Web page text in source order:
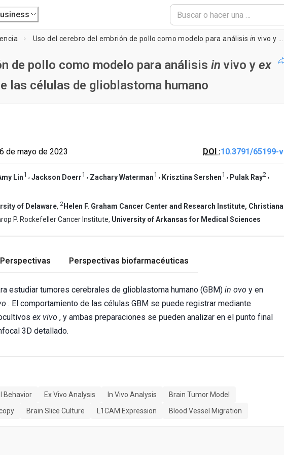
Uso del cerebro del embrión de pollo como modelo para análisis in vivo y
de pollo como modelo para análisis in vivo y ex
las células de glioblastoma humano
de mayo de 2023 DOI :10.3791/65199-v
Lin1 , Jackson Doerr1 , Zachary Waterman1 , Krisztina Sershen1 , Pulak Ray2 ,
of Delaware, 2 Helen F. Graham Cancer Center and Research Institute, Christiana
P. Rockefeller Cancer Institute, University of Arkansas for Medical Sciences
Perspectivas Perspectivas biofarmacéuticas
estudiar tumores cerebrales de glioblastoma humano (GBM) in ovo y en
. El comportamiento de las células GBM se puede registrar mediante
ex vivo , y ambas preparaciones se pueden analizar en el punto final
3D detallado.
Behavior Ex Vivo Analysis In Vivo Analysis
Brain Tumor Model
Brain Slice Culture L1CAM Expression Blood Vessel Migration